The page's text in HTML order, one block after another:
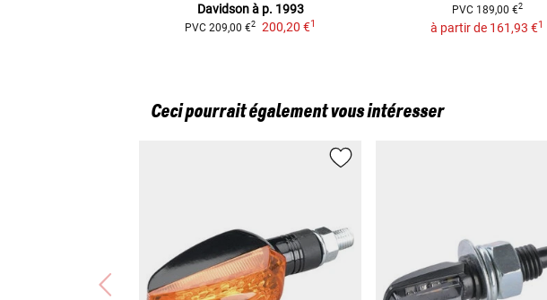
Davidson à p. 1993
PVC 209,00 €2 200,20 €1
PVC 189,00 €2
à partir de 161,93 €1
Ceci pourrait également vous intéresser